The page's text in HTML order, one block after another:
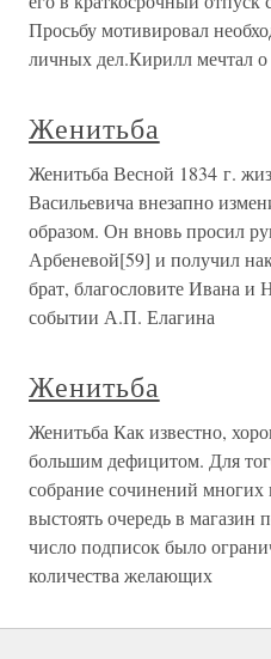
Просьбу мотивировал
личных дел.Кирилл мечтал о
Женитьба
Женитьба Весной 1834 г.
Васильевича внезапно
образом. Он вновь просил
Арбеневой[59] и получил
брат, благословите Ивана
событии А.П. Елагина
Женитьба
Женитьба Как известно,
большим дефицитом. Для
собрание сочинений многих
выстоять очередь в
число подписок было
количества желающих